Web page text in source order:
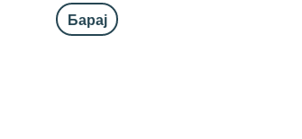
Барај